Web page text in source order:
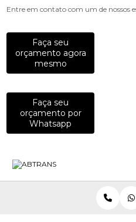
Entre em contato com um de nossos
Faça seu
orçamento agora
mesmo
Faça seu
orçamento por
Whatsapp